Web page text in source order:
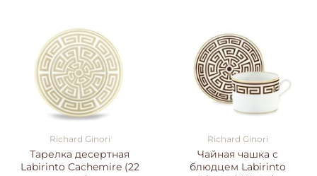
Richard Ginori
Тарелка десертная
Labirinto Cachemire (22
Richard Ginori
Чайная чашка с
блюдцем Labirinto